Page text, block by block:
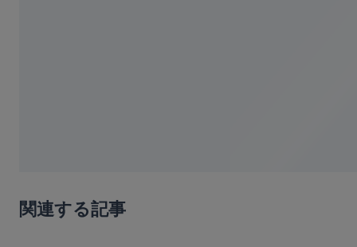
関連する記事